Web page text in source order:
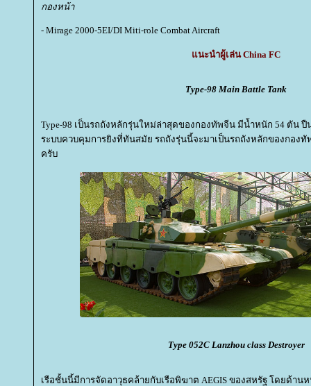
กองหน้า
- Mirage 2000-5EI/DI Miti-role Combat Aircraft
นะนำผู้เล่น China FC
Type-98 Main Battle Tank
Type-98 เป็นรถถังหลักรุ่นใหม่ล่าสุดของกองทัพจีน มีน้ำหนัก 54 ตัน
ระบบควบคุมการยิงที่ทันสมัย รถถังรุ่นนี้จะมาเป็นรถถังหลักของกอง
ครับ
Type 052C Lanzhou class Destroyer
เรือชั้นนี้มีการจัดอาวุธคล้ายกับเรือพิฆาต AEGIS ของสหรัฐ โดยด้าน